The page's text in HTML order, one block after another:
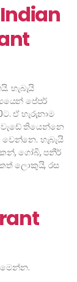
හැබැයි
පේපර්
ඒ හැරුනාම
වැඩේ තියෙන්නෙ
හැබැයි
ගෝබි, පනීර්
ලොකුයි, රස